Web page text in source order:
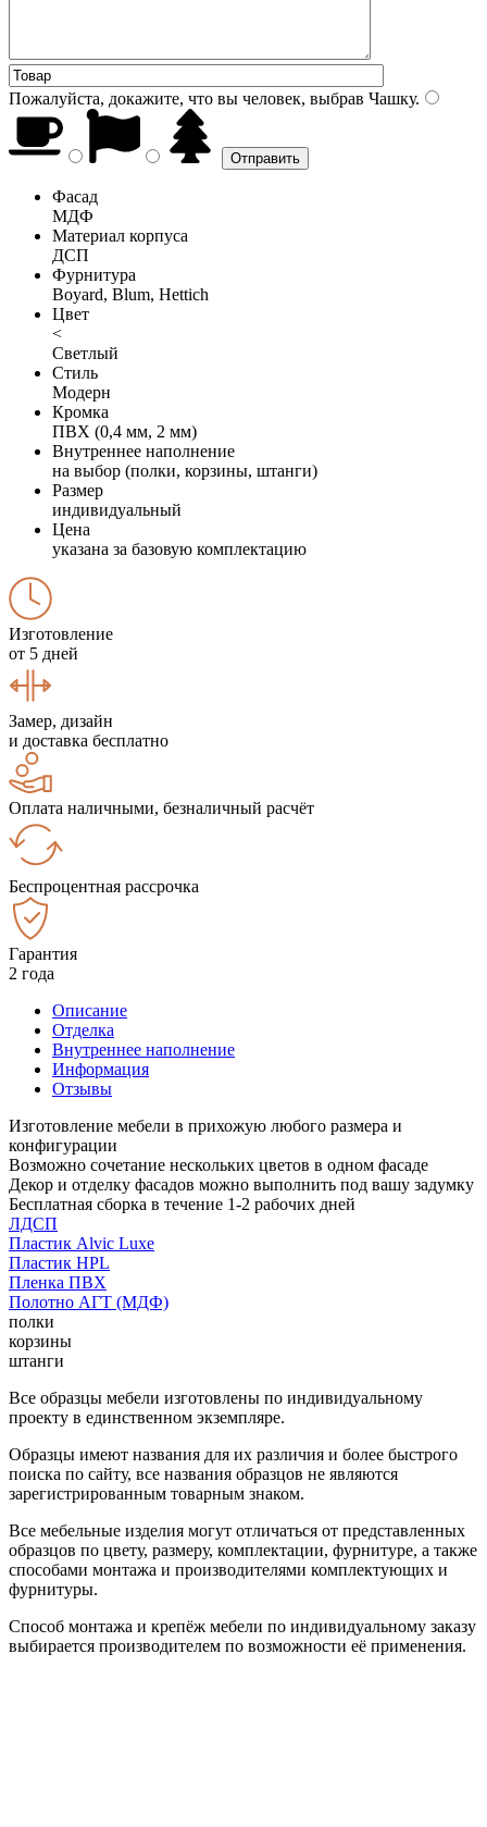
Пожалуйста, докажите, что вы человек, выбрав Чашку.
Фасад
МДФ
Материал корпуса
ДСП
Фурнитура
Boyard, Blum, Hettich
Цвет
<
Светлый
Стиль
Модерн
Кромка
ПВХ (0,4 мм, 2 мм)
Внутреннее наполнение
на выбор (полки, корзины, штанги)
Размер
индивидуальный
Цена
указана за базовую комплектацию
Изготовление
от 5 дней
Замер, дизайн
и доставка бесплатно
Оплата наличными, безналичный расчёт
Беспроцентная рассрочка
Гарантия
2 года
Описание
Отделка
Внутреннее наполнение
Информация
Отзывы
Изготовление мебели в прихожую любого размера и
конфигурации
Возможно сочетание нескольких цветов в одном фасаде
Декор и отделку фасадов можно выполнить под вашу задумку
Бесплатная сборка в течение 1-2 рабочих дней
ЛДСП
Пластик Alvic Luxe
Пластик HPL
Пленка ПВХ
Полотно АГТ (МДФ)
полки
корзины
штанги
Все образцы мебели изготовлены по индивидуальному
проекту в единственном экземпляре.
Образцы имеют названия для их различия и более быстрого
поиска по сайту, все названия образцов не являются
зарегистрированным товарным знаком.
Все мебельные изделия могут отличаться от представленных
образцов по цвету, размеру, комплектации, фурнитуре, а также
способами монтажа и производителями комплектующих и
фурнитуры.
Способ монтажа и крепёж мебели по индивидуальному заказу
выбирается производителем по возможности её применения.